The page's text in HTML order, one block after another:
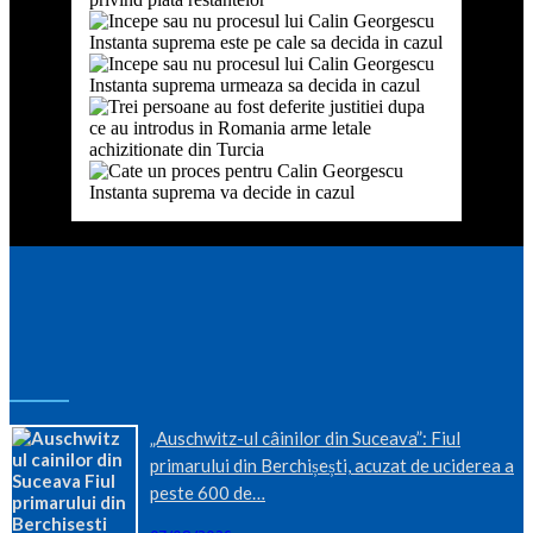
„Auschwitz-ul câinilor din Suceava”: Fiul
primarului din Berchișești, acuzat de uciderea a
peste 600 de…